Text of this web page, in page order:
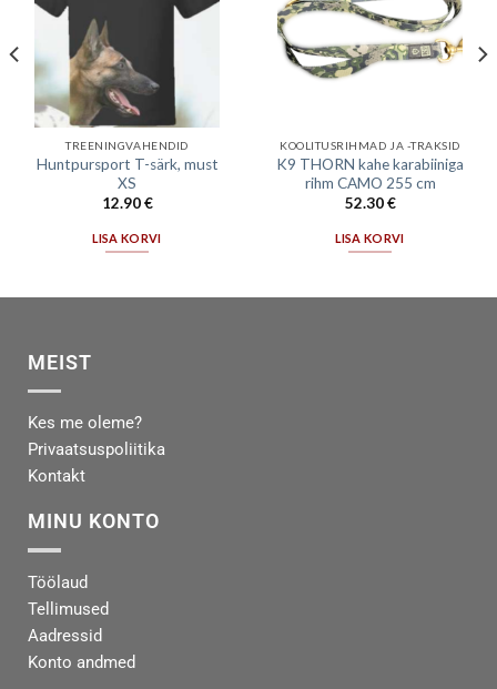
TREENINGVAHENDID
Huntpursport T-särk, must
XS
12.90€
LISA KORVI
KOOLITUSRIHMAD JA -TRAKSID
K9 THORN kahe karabiiniga
rihm CAMO 255 cm
52.30€
LISA KORVI
MEIST
Kes me oleme?
Privaatsuspoliitika
Kontakt
MINU KONTO
Töölaud
Tellimused
Aadressid
Konto andmed